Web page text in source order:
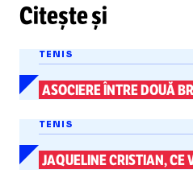
Citește și
TENIS
ASOCIERE ÎNTRE DOUĂ
TENIS
JAQUELINE CRISTIAN, CE